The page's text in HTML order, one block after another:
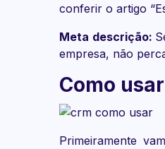
conferir o artigo
Meta descrição:
empresa, não
Como
Primeiramente